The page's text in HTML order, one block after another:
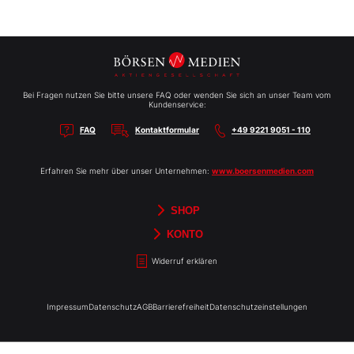
Bei Fragen nutzen Sie bitte unsere FAQ oder wenden Sie sich an unser Team vom
Kundenservice:
FAQ Kontaktformular +49 9221 9051 - 110
Erfahren Sie mehr über unser Unternehmen: www.boersenmedien.com
SHOP
Börsenbriefe
Aktien-Reports
HEBELTRADER
TradingDay
Newsletter
Merchandise
Gutscheine
KONTO
Widerruf erklären
ImpressumDatenschutzAGBBarrierefreiheitDatenschutzeinstellungen